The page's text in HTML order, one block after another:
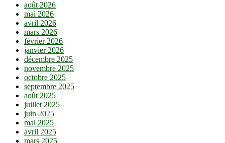
août 2026
mai 2026
avril 2026
mars 2026
février 2026
janvier 2026
décembre 2025
novembre 2025
octobre 2025
septembre 2025
août 2025
juillet 2025
juin 2025
mai 2025
avril 2025
mars 2025